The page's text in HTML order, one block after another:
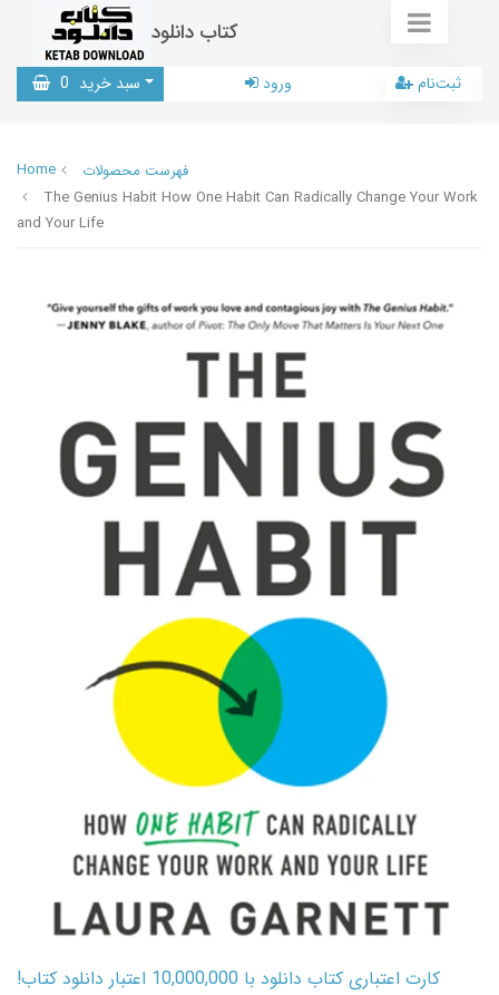
کتاب دانلود
سبد خرید 0 ورود ثبت‌نام
Home
فهرست محصولات
The Genius Habit How One Habit Can Radically Change Your Work
and Your Life
کارت اعتباری کتاب دانلود با 10,000,000 اعتبار دانلود کتاب!